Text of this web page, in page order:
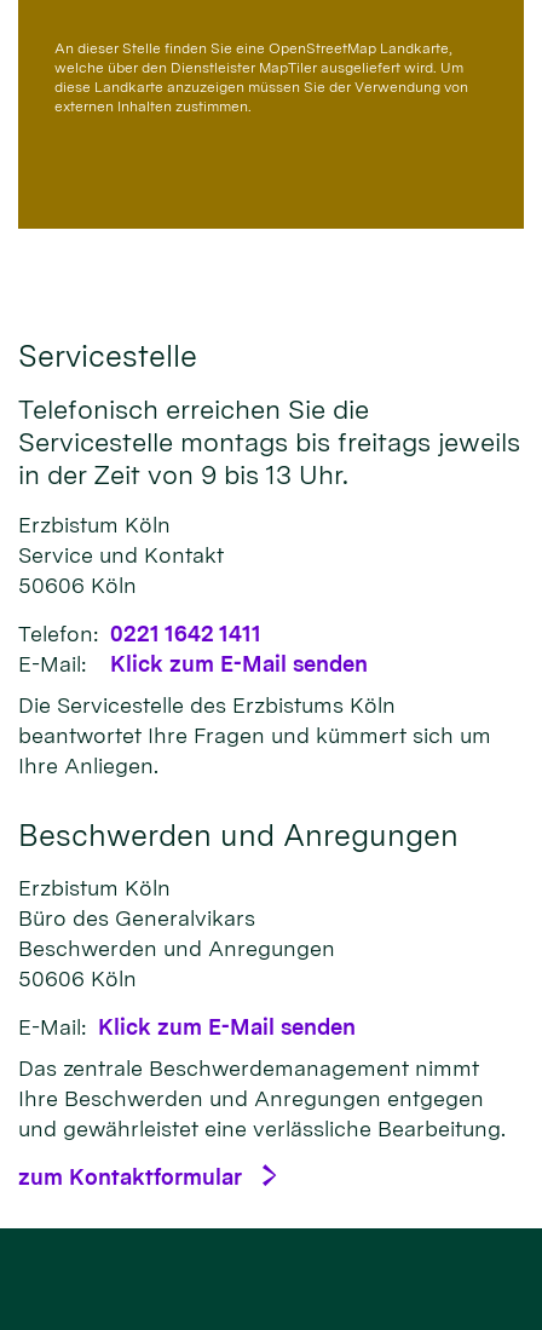
An dieser Stelle finden Sie eine OpenStreetMap Landkarte,
welche über den Dienstleister MapTiler ausgeliefert wird. Um
diese Landkarte anzuzeigen müssen Sie der Verwendung von
externen Inhalten zustimmen.
Servicestelle
Telefonisch erreichen Sie die
Servicestelle montags bis freitags jeweils
in der Zeit von 9 bis 13 Uhr.
Erzbistum Köln
Service und Kontakt
50606 Köln
Telefon: 0221 1642 1411
E-Mail:
Klick zum E-Mail senden
Die Servicestelle des Erzbistums Köln
beantwortet Ihre Fragen und kümmert sich um
Ihre Anliegen.
Beschwerden und Anregungen
Erzbistum Köln
Büro des Generalvikars
Beschwerden und Anregungen
50606 Köln
E-Mail: Klick zum E-Mail senden
Das zentrale Beschwerdemanagement nimmt
Ihre Beschwerden und Anregungen entgegen
und gewährleistet eine verlässliche Bearbeitung.
zum Kontaktformular